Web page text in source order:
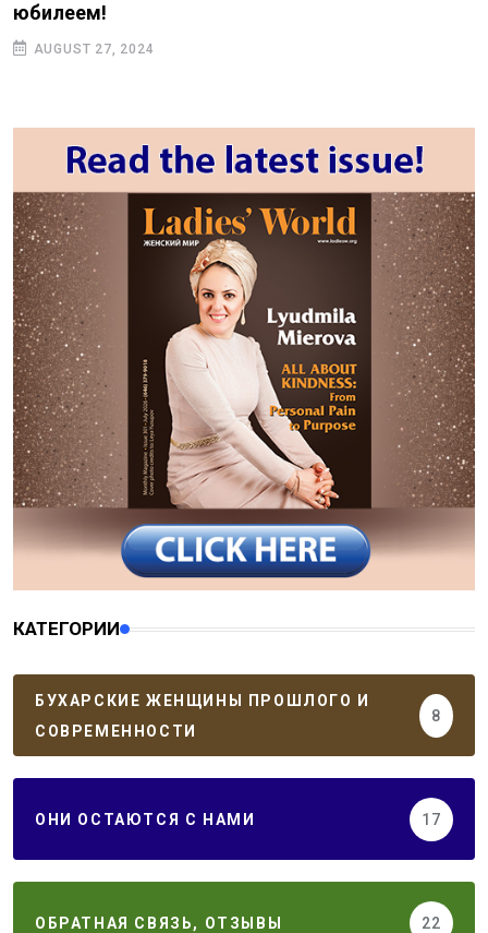
юбилеем!
AUGUST 27, 2024
КАТЕГОРИИ
БУХАРСКИЕ ЖЕНЩИНЫ ПРОШЛОГО И
СОВРЕМЕННОСТИ
8
ОНИ ОСТАЮТСЯ С НАМИ 17
ОБРАТНАЯ СВЯЗЬ, ОТЗЫВЫ 22